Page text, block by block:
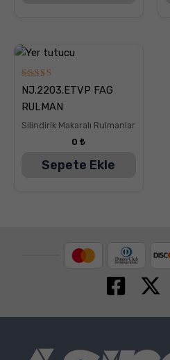
5
üzerinden
5.00
oy aldı
NJ.2203.ETVP FAG
RULMAN
Silindirik Makaralı Rulmanlar
0₺
Sepete Ekle